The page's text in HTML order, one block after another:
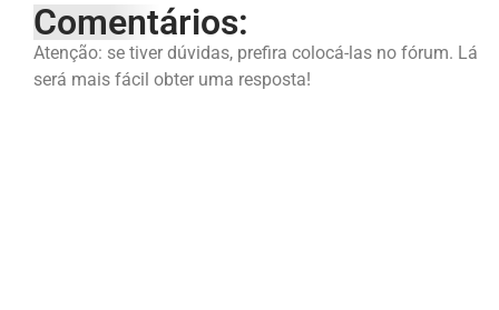
Comentários:
Atenção: se tiver dúvidas, prefira colocá-las no fórum. Lá
será mais fácil obter uma resposta!